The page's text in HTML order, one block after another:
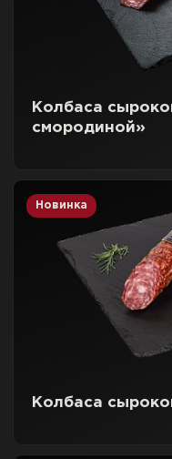
Колбаса
смородиной»
Новинка
Колбаса